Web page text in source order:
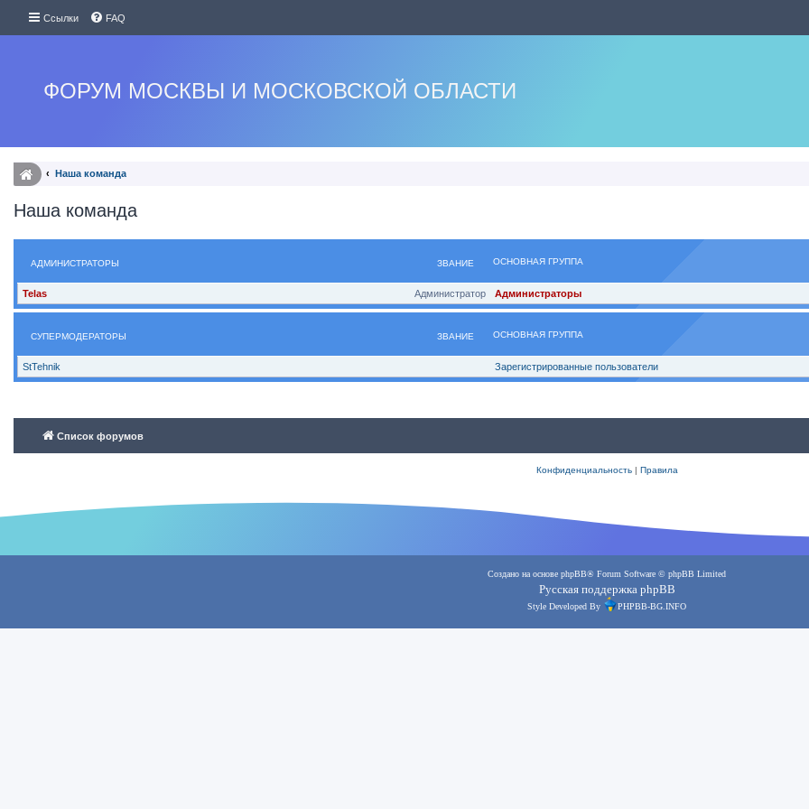
Ссылки FAQ
ФОРУМ МОСКВЫ И МОСКОВСКОЙ ОБЛАСТИ
Наша команда
Наша команда
ЗВАНИЕ
АДМИНИСТРАТОРЫ ОСНОВНАЯ ГРУППА
Администратор
Telas Администраторы
ЗВАНИЕ
СУПЕРМОДЕРАТОРЫ ОСНОВНАЯ ГРУППА
StTehnik Зарегистрированные пользователи
Список форумов
Конфиденциальность| Правила
Создано на основе phpBB® Forum Software © phpBB Limited
Русская поддержка phpBB
Style Developed By PHPBB-BG.INFO